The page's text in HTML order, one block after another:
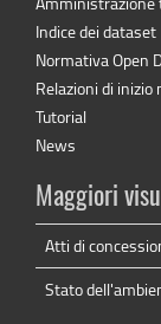
Indice dei dataset
Normativa Open
Relazioni di
Tutorial
News
Maggiori
Atti di
Stato